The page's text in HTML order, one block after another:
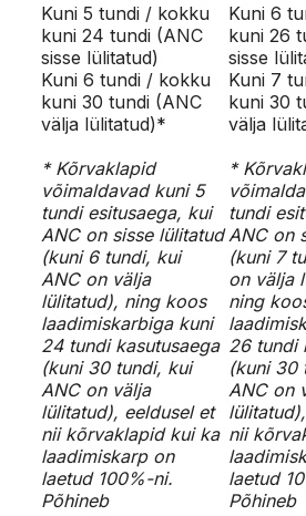
Kuni 5 tundi / kokku
kuni 24 tundi (ANC
sisse lülitatud)
Kuni 6 tundi / kokku
kuni 30 tundi (ANC
välja lülitatud)*
* Kõrvaklapid
võimaldavad kuni 5
tundi esitusaega, kui
ANC on sisse lülitatud
(kuni 6 tundi, kui
ANC on välja
lülitatud), ning koos
laadimiskarbiga kuni
24 tundi kasutusaega
(kuni 30 tundi, kui
ANC on välja
lülitatud), eeldusel et
nii kõrvaklapid kui ka
laadimiskarp on
laetud 100%-ni.
Põhineb
Kuni 6
kuni 26
sisse
Kuni 7
kuni 30
välja
*
tundi
ANC on
(kuni 7
on välja
ning
26 tundi
(kuni 30
ANC on
nii
laetud
Põhineb